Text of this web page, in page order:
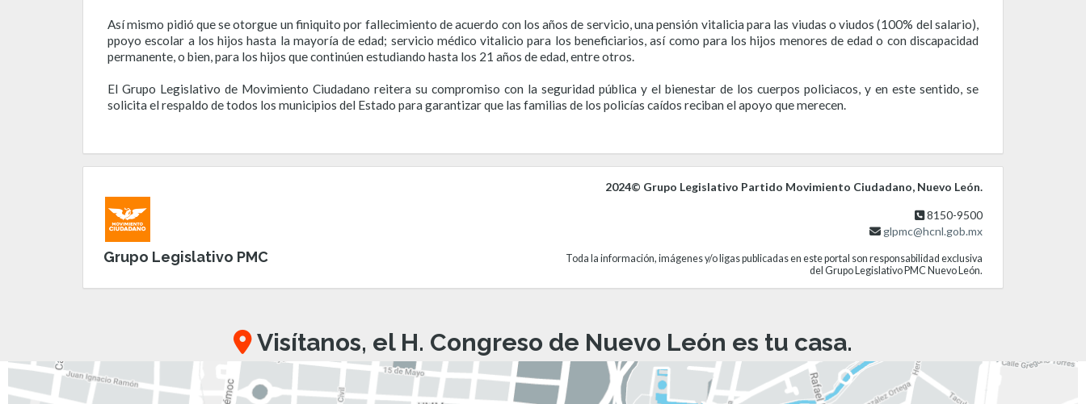
Así mismo pidió que se otorgue un finiquito por fallecimiento de acuerdo con los años de servicio, una pensión vitalicia para las viudas o viudos (100% del salario),
ppoyo escolar a los hijos hasta la mayoría de edad; servicio médico vitalicio para los beneficiarios, así como para los hijos menores de edad o con discapacidad
permanente, o bien, para los hijos que continúen estudiando hasta los 21 años de edad, entre otros.
El Grupo Legislativo de Movimiento Ciudadano reitera su compromiso con la seguridad pública y el bienestar de los cuerpos policiacos, y en este sentido, se
solicita el respaldo de todos los municipios del Estado para garantizar que las familias de los policías caídos reciban el apoyo que merecen.
Grupo Legislativo PMC
2024© Grupo Legislativo Partido Movimiento Ciudadano, Nuevo León.
8150-9500
glpmc@hcnl.gob.mx
Toda la información, imágenes y/o ligas publicadas en este portal son responsabilidad exclusiva
del Grupo Legislativo PMC Nuevo León.
Visítanos, el H. Congreso de Nuevo León es tu casa.